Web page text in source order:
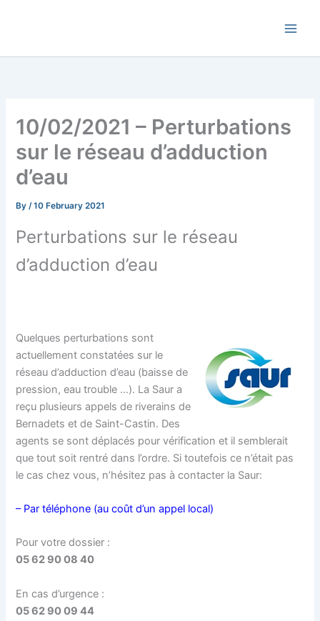
10/02/2021 – Perturbations
sur le réseau d’adduction
d’eau
By/10 February 2021
Perturbations sur le réseau
d’adduction d’eau
Quelques perturbations sont
actuellement constatées sur le
réseau d’adduction d’eau (baisse de
pression, eau trouble …). La Saur a
reçu plusieurs appels de riverains de
Bernadets et de Saint-Castin. Des
agents se sont déplacés pour vérification et il semblerait
que tout soit rentré dans l’ordre. Si toutefois ce n’était pas
le cas chez vous, n’hésitez pas à contacter la Saur:
– Par téléphone (au coût d’un appel local)
Pour votre dossier :
05 62 90 08 40
En cas d’urgence :
05 62 90 09 44